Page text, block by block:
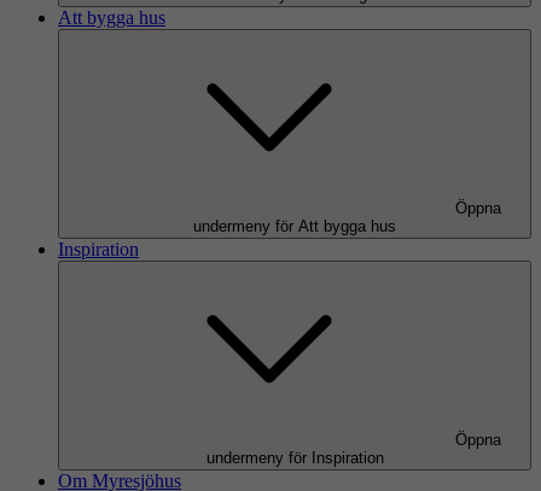
Att bygga hus
Öppna
undermeny för Att bygga hus
Inspiration
Öppna
undermeny för Inspiration
Om Myresjöhus